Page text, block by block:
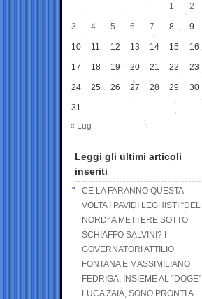
1
2
3 4 5 6 7 8 9
10 11 12 13 14 15 16
17 18 19 20 21 22 23
24 25 26 27 28 29 30
31
« Lug
Leggi gli ultimi articoli
inseriti
CE LA FARANNO QUESTA
VOLTA I PAVIDI LEGHISTI “DEL
NORD” A METTERE SOTTO
SCHIAFFO SALVINI? I
GOVERNATORI ATTILIO
FONTANA E MASSIMILIANO
FEDRIGA, INSIEME AL “DOGE”
LUCA ZAIA, SONO PRONTI A